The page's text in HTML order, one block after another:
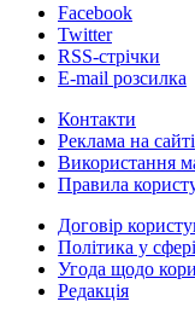
Facebook
Twitter
RSS-стрічки
E-mail розсилка
Контакти
Реклама на сайті
Використання
Правила
Договір
Політика у
Угода щодо
Редакція